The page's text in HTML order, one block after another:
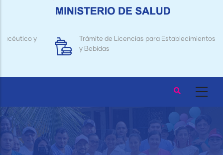
Trámite de Licencias para Establecimientos de Alimentos
y Bebidas